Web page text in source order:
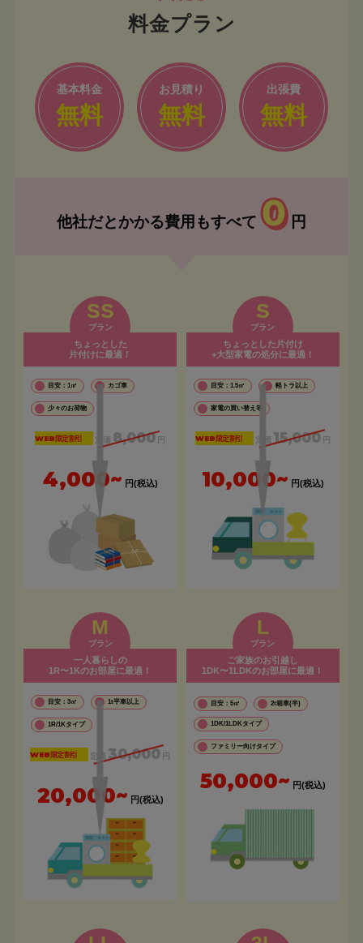
料金プラン
基本料金
無料
お見積り
無料
出張費
無料
他社だとかかる費用もすべて 0 円
SS
プラン
ちょっとした
片付けに最適！
目安：1㎡ カゴ車
少々のお荷物
WEB限定割引 定価 8,000 円
4,000~ 円(税込)
S
プラン
ちょっとした片付け
+大型家電の処分に最適！
目安：1.5㎡ 軽トラ以上
家電の買い替え等
WEB限定割引 定価 15,000 円
10,000~ 円(税込)
M
プラン
一人暮らしの
1R〜1Kのお部屋に最適！
目安：3㎡ 1t平車以上
1R/1Kタイプ
WEB限定割引 定価 30,000 円
20,000~ 円(税込)
L
プラン
ご家族のお引越し
1DK〜1LDKのお部屋に最適！
目安：5㎡ 2t箱車(半)
1DK/1LDKタイプ
ファミリー向けタイプ
50,000~ 円(税込)